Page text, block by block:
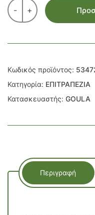
- +
Κωδικός προϊόντος:
Κατηγορία: ΕΠΙΤΡΑΠΕΖΙΑ
Κατασκευαστής: GOULA
Περιγραφή